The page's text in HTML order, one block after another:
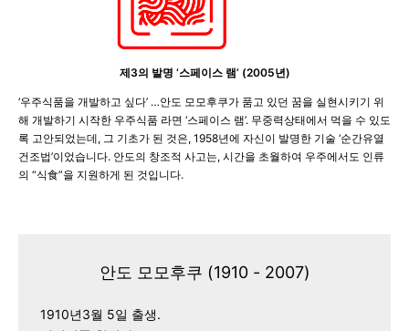
제3의 발명 ‘스페이스 램’ (2005년)
‘우주식품을 개발하고 싶다’ …안도 모모후쿠가 품고 있던 꿈을 실현시키기 위
해 개발하기 시작한 우주식품 라면 ‘스페이스 램’. 무중력상태에서 먹을 수 있도
록 고안되었는데, 그 기초가 된 것은, 1958년에 자신이 발명한 기술 ‘순간유열
건조법’이었습니다. 안도의 창조적 사고는, 시간을 초월하여 우주에서도 인류
의 “식食”을 지원하게 된 것입니다.
안도 모모후쿠 (1910 - 2007)
1910년3월 5일 출생.